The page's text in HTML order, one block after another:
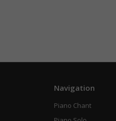
Navigation
Piano Chant